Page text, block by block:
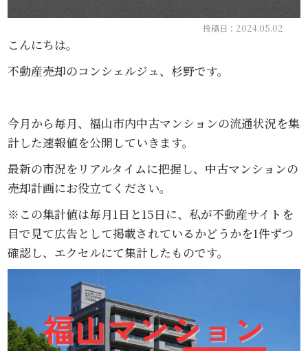
投稿日：2024.05.02
こんにちは。
不動産売却のコンシェルジュ、杉野です。
今月から毎月、福山市内中古マンションの流通状況を集
計した速報値を公開していきます。
最新の市況をリアルタイムに把握し、中古マンションの
売却計画にお役立てください。
※この集計値は毎月1日と15日に、私が不動産サイトを
目で見て広告として掲載されているかどうかを1件ずつ
確認し、エクセルにて集計したものです。